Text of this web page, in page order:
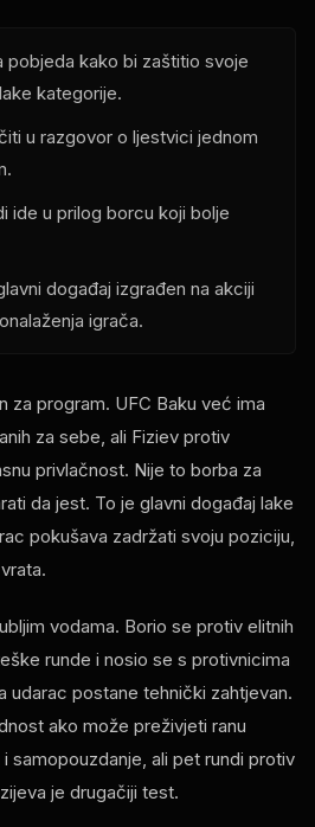
pobjeda kako bi zaštitio svoje
kategorije.
u razgovor o ljestvici jednom
ide u prilog borcu koji bolje
događaj izgrađen na akciji
igrača.
za program. UFC Baku već ima
za sebe, ali Fiziev protiv
privlačnost. Nije to borba za
da jest. To je glavni događaj lake
pokušava zadržati svoju poziciju,
vodama. Borio se protiv elitnih
runde i nosio se s protivnicima
udarac postane tehnički zahtjevan.
ako može preživjeti ranu
samopouzdanje, ali pet rundi protiv
je drugačiji test.